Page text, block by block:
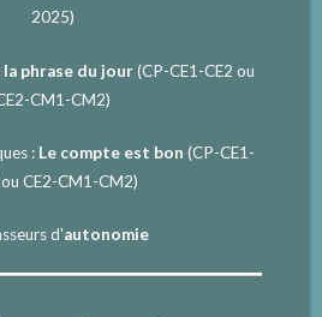
2025)
la phrase du jour(CP-CE1-CE2 ou
CM1-CM2)
: Le compte est bon (CP-CE1-
ou CE2-CM1-CM2)
d'autonomie